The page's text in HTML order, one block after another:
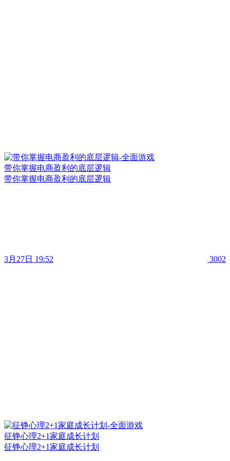
带你掌握电商盈利的底层逻辑
带你掌握电商盈利的底层逻辑
3月27日 19:52 3002
征铮心理2+1家庭成长计划
征铮心理2+1家庭成长计划